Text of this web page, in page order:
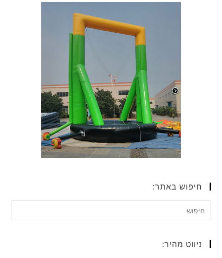
חיפוש באתר:
ניווט מהיר: